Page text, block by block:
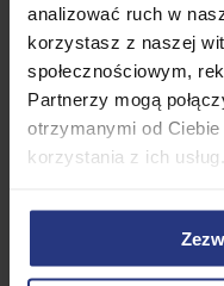
analizować ruch w
korzystasz z naszej
społecznościowym,
Partnerzy mogą
otrzymanymi od
korzystania z ich usług.